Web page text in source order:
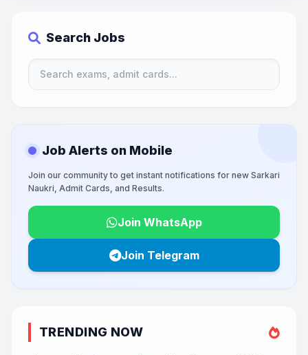
Search Jobs
Job Alerts on Mobile
Join our community to get instant notifications for new Sarkari
Naukri, Admit Cards, and Results.
Join WhatsApp
Join Telegram
TRENDING NOW